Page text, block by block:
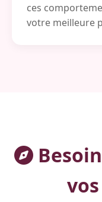
ces
votre meilleure